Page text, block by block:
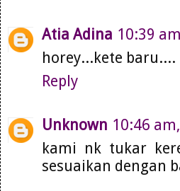
Atia Adina 10:39
horey...kete baru....
Reply
Unknown 10:46
kami nk tukar
sesuaikan dengan